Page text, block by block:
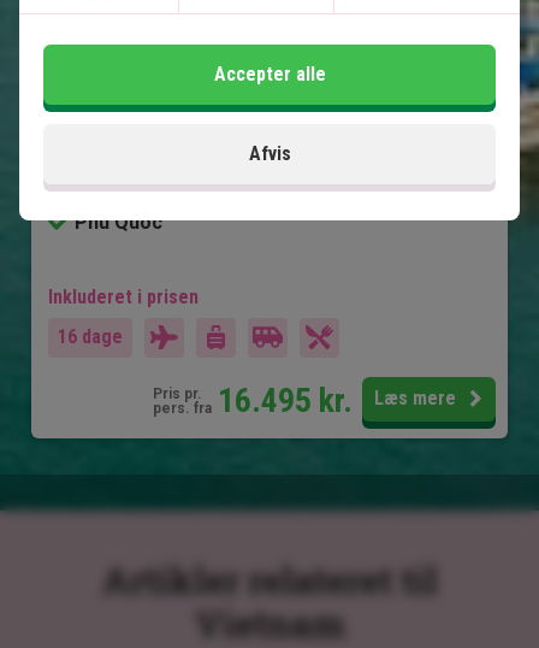
Indenrigsfly – Ingen primitive nattog
Halong Bay og Bai Tu Long Bay
Mekong Delta
Phu Quoc
Inkluderet i prisen
16 dage
Pris pr.
pers. fra 16.495 kr. Læs mere
Artikler relateret til
Vietnam
Afvis
Accepter alle